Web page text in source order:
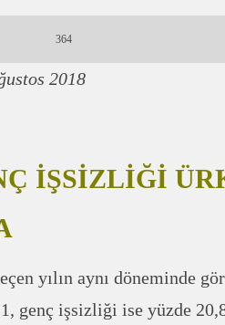
364
2018
İŞSİZLİĞİ
yılın aynı döneminde
genç işsizliği ise yüzde